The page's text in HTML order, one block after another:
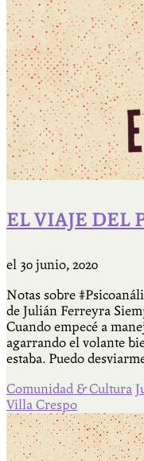
EL VIAJE DEL
el 30 junio, 2020
Notas sobre
de Julián Ferreyra
Cuando empecé a
agarrando el volante
estaba. Puedo
Comunidad & Cultura
Villa Crespo